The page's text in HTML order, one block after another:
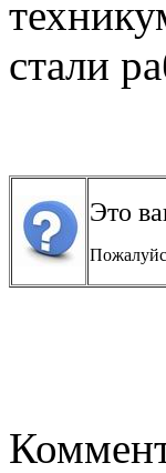
стали
Это